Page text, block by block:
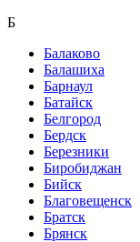
Б
Балаково
Балашиха
Барнаул
Батайск
Белгород
Бердск
Березники
Биробиджан
Бийск
Благовещенск
Братск
Брянск